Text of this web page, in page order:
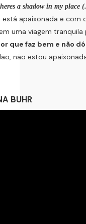
a shadow in my
apaixonada e com
uma viagem
que faz bem e não
não estou
BUHR